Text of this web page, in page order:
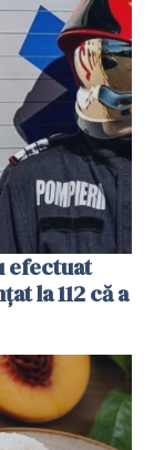
efectuat
la 112 că a